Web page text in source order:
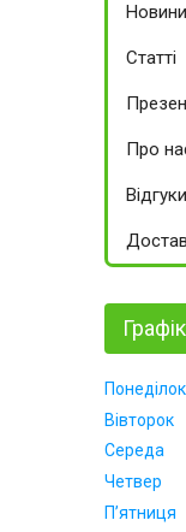
Новини
Статті
Про
Відгуки
Понеділок
Вівторок
Середа
Четвер
Пʼятниця